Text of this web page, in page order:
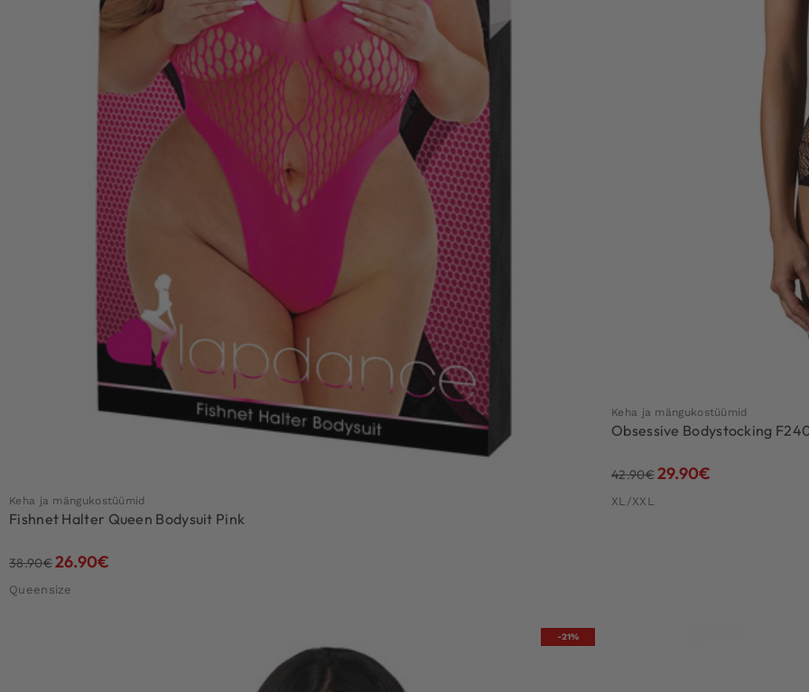
Keha ja mängukostüümid
Fishnet Halter Queen Bodysuit Pink
38.90€26.90€
Queensize
Keha ja mängukostüümid
Obsessive Bodystocking
42.90€29.90€
XL/XXL
-21%